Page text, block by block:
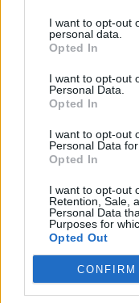
I want to opt-out
personal data.
Opted In
I want to opt-out
Personal Data.
Opted In
I want to opt-out
Personal Data
Opted In
I want to opt-out
Retention, Sale,
Personal Data
Purposes for
Opted Out
CONFIRM
Il